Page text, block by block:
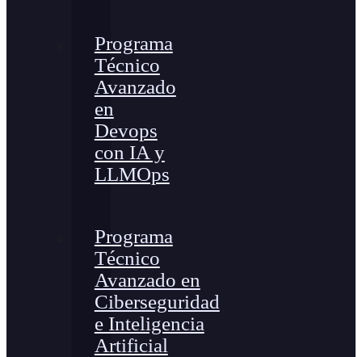
Programa
Técnico
Avanzado
en
Devops
con IA y
LLMOps
Programa
Técnico
Avanzado en
Ciberseguridad
e Inteligencia
Artificial